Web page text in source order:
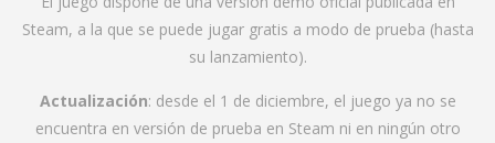
Steam, a la que se puede jugar gratis a modo de prueba (hasta
su lanzamiento).
Actualización: desde el 1 de diciembre, el juego ya no se
encuentra en versión de prueba en Steam ni en ningún otro